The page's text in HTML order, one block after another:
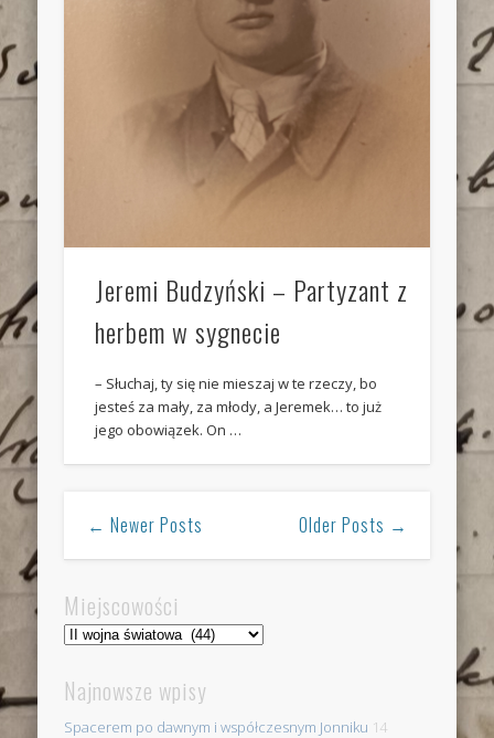
Jeremi Budzyński – Partyzant z
herbem w sygnecie
– Słuchaj, ty się nie mieszaj w te rzeczy, bo
jesteś za mały, za młody, a Jeremek… to już
jego obowiązek. On …
← Newer Posts Older Posts →
Miejscowości
Miejscowości
Najnowsze wpisy
Spacerem po dawnym i współczesnym Jonniku 14